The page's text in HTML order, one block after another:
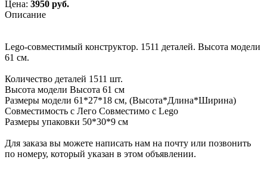
Цена: 3950 руб.
Описание
Lego-совместимый конструктор. 1511 деталей. Высота модели
61 см.
Количество деталей 1511 шт.
Высота модели Высота 61 см
Размеры модели 61*27*18 см, (Высота*Длина*Ширина)
Совместимость с Лего Совместимо с Lego
Размеры упаковки 50*30*9 см
Для заказа вы можете написать нам на почту или позвонить
по номеру, который указан в этом объявлении.